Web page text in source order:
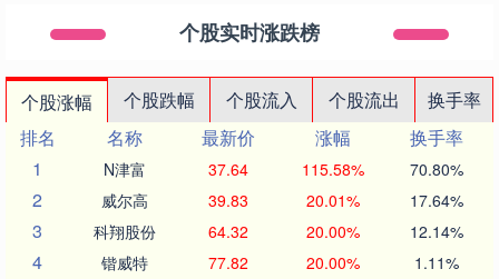
个股实时涨跌榜
个股涨幅 个股跌幅 个股流入 个股流出
换手率
排名
名称 最新价 涨幅
换手率
1
N津富 37.64 115.58% 70.80%
2 威尔高 39.83 20.01% 17.64%
3 科翔股份 64.32 20.00% 12.14%
4 锴威特 77.82 20.00% 1.11%